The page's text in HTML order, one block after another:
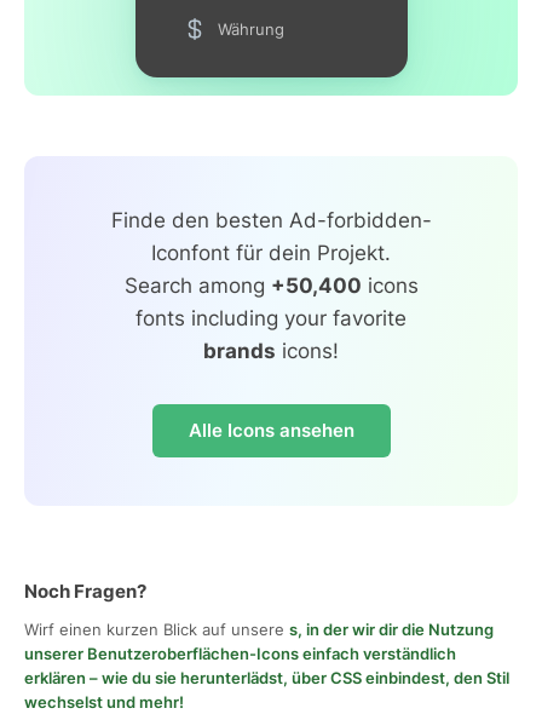
Währung
Finde den besten Ad-forbidden-
Iconfont für dein Projekt.
Search among +50,400 icons
fonts including your favorite
brands icons!
Alle Icons ansehen
Noch Fragen?
Wirf einen kurzen Blick auf unsere s, in der wir dir die Nutzung
unserer Benutzeroberflächen-Icons einfach verständlich
erklären – wie du sie herunterlädst, über CSS einbindest, den Stil
wechselst und mehr!